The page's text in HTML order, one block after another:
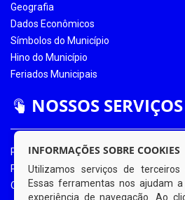
Geografia
Dados Econômicos
Símbolos do Município
Hino do Município
Feriados Municipais
NOSSOS SERVIÇOS
Portal da Transparência
Portal da Transparência COVID-19
Ouvidoria Eletrônica
INFORMAÇÕES SOBRE COOKIES
Utilizamos serviços de terceiros
Essas ferramentas nos ajudam
experiência de navegação. Ao